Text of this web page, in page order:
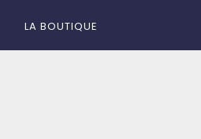
LA BOUTIQUE